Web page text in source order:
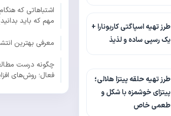
طرز تهیه اسپاگتی کاربونارا +
یک رسپی ساده و لذیذ
طرز تهیه حلقه پیتزا هلالی؛
پیتزای خوشمزه با شکل و
طعمی خاص
مهم که باید
معرفی بهترین
چگونه درست
فعال؛ روش‌های